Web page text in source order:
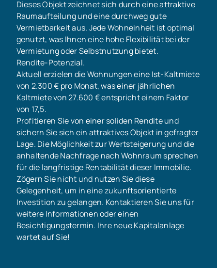
Dieses Objekt zeichnet sich durch eine attraktive
Raumaufteilung und eine durchweg gute
Vermietbarkeit aus. Jede Wohneinheit ist optimal
genutzt, was Ihnen eine hohe Flexibilität bei der
Vermietung oder Selbstnutzung bietet.
Rendite-Potenzial.
Aktuell erzielen die Wohnungen eine Ist-Kaltmiete
von 2.300 € pro Monat, was einer jährlichen
Kaltmiete von 27.600 € entspricht einem Faktor
von 17,5.
Profitieren Sie von einer soliden Rendite und
sichern Sie sich ein attraktives Objekt in gefragter
Lage. Die Möglichkeit zur Wertsteigerung und die
anhaltende Nachfrage nach Wohnraum sprechen
für die langfristige Rentabilität dieser Immobilie.
Zögern Sie nicht und nutzen Sie diese
Gelegenheit, um in eine zukunftsorientierte
Investition zu gelangen. Kontaktieren Sie uns für
weitere Informationen oder einen
Besichtigungstermin. Ihre neue Kapitalanlage
wartet auf Sie!